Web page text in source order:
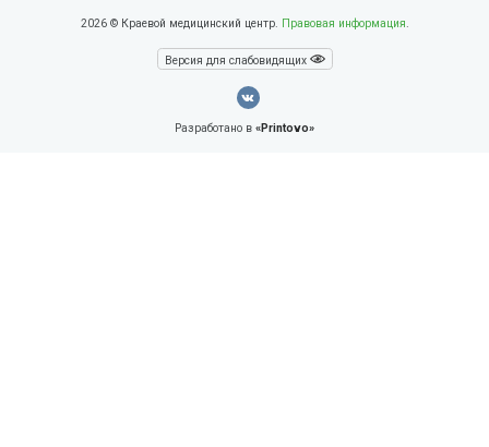
2026 © Краевой медицинский центр. Правовая информация.
Версия для слабовидящих
Разработано в «Printovo»